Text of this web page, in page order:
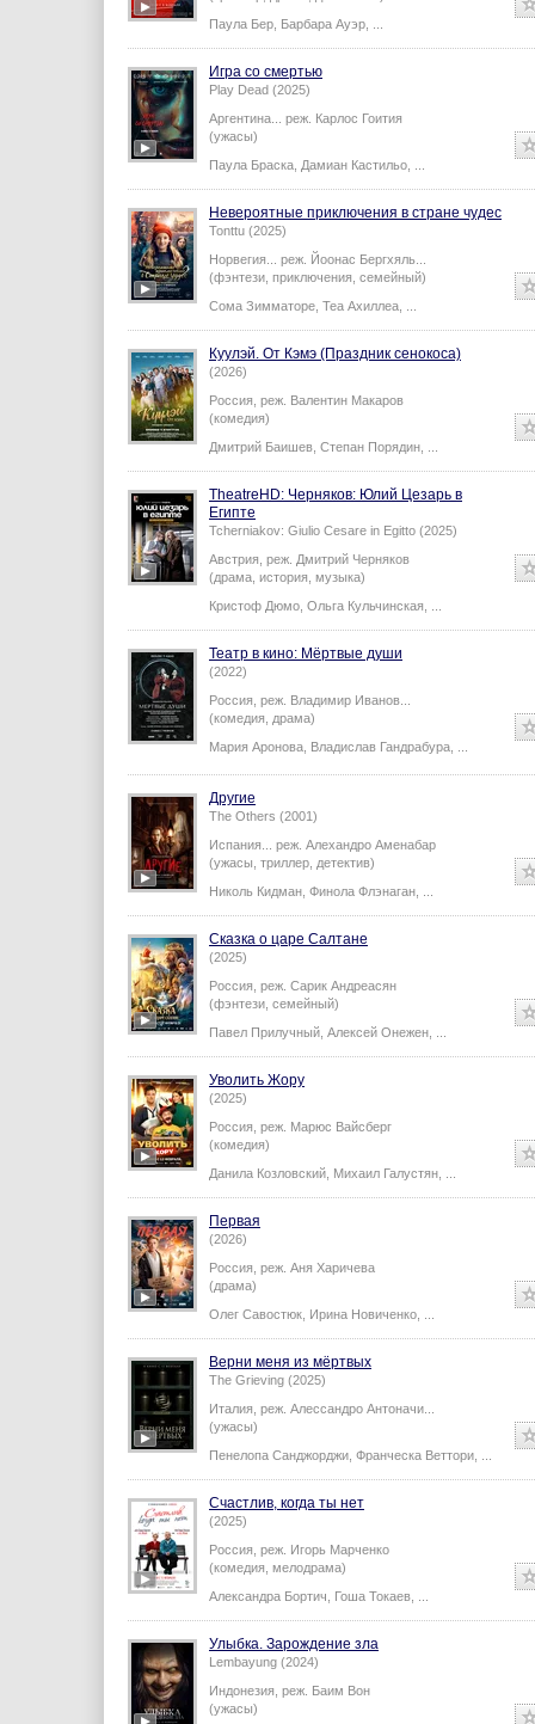
Паула Бер Барбара Ауэр
Игра со смертью
Play Dead (2025)
Аргентина... реж. Карлос Гоития
(ужасы)
Паула Браска Дамиан Кастильо
Невероятные приключения в стране чудес
Tonttu (2025)
Норвегия... реж. Йоонас Бергхяль
(фэнтези, приключения, семейный)
Сома Зимматоре Теа Ахиллеа
Куулэй. От Кэмэ (Праздник сенокоса)
(2026)
Россия, реж. Валентин Макаров
(комедия)
Дмитрий Баишев Степан Порядин
TheatreHD: Черняков: Юлий Цезарь в
Египте​​​​​​​
Tcherniakov: Giulio Cesare in Egitto (2025)
Австрия, реж. Дмитрий Черняков
(драма, история, музыка)
Кристоф Дюмо Ольга Кульчинская
Театр в кино: Мёртвые души
(2022)
Россия, реж. Владимир Иванов
(комедия, драма)
Мария Аронова Владислав Гандрабура
Другие
The Others (2001)
Испания... реж. Алехандро Аменабар
(ужасы, триллер, детектив)
Николь Кидман Финола Флэнаган
Сказка о царе Салтане
(2025)
Россия, реж. Сарик Андреасян
(фэнтези, семейный)
Павел Прилучный Алексей Онежен
Уволить Жору
(2025)
Россия, реж. Марюс Вайсберг
(комедия)
Данила Козловский Михаил Галустян
Первая
(2026)
Россия, реж. Аня Харичева
(драма)
Олег Савостюк Ирина Новиченко
Верни меня из мёртвых
The Grieving (2025)
Италия, реж. Алессандро Антоначи
(ужасы)
Пенелопа Санджорджи Франческа Веттори
Счастлив, когда ты нет
(2025)
Россия, реж. Игорь Марченко
(комедия, мелодрама)
Александра Бортич
Гоша Токаев
Улыбка. Зарождение зла
Lembayung (2024)
Индонезия, реж. Баим Вон
(ужасы)